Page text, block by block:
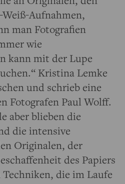
Aufnahmen,
man Fotografien
wie
kann mit der Lupe
Kristina Lemke
und schrieb eine
Fotografen Paul Wolff.
aber blieben die
die intensive
Originalen, der
des Papiers
die im Laufe